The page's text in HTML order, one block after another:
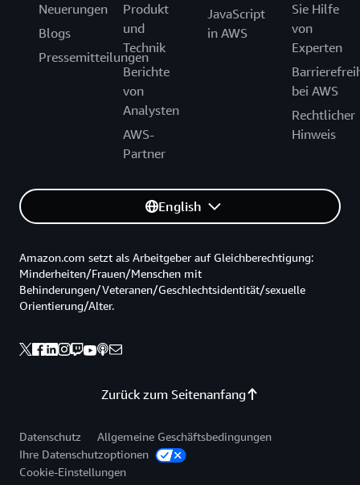
Neuerungen
Blogs
Pressemitteilungen
Produkt
und
Technik
Berichte
von
Analysten
AWS-
Partner
JavaScript
in AWS
Sie Hilfe
von
Experten
bei AWS
Rechtlicher
Hinweis
English
Zurück zum Seitenanfang
Amazon.com setzt als Arbeitgeber auf Gleichberechtigung:
Minderheiten/Frauen/Menschen mit
Behinderungen/Veteranen/Geschlechtsidentität/sexuelle
Orientierung/Alter.
Datenschutz
Allgemeine Geschäftsbedingungen
Ihre Datenschutzoptionen
Cookie-Einstellungen